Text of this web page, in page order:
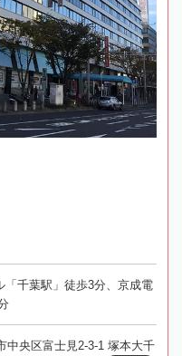
「千葉駅」徒歩3分、京成電
中央区富士見2-3-1 塚本大千